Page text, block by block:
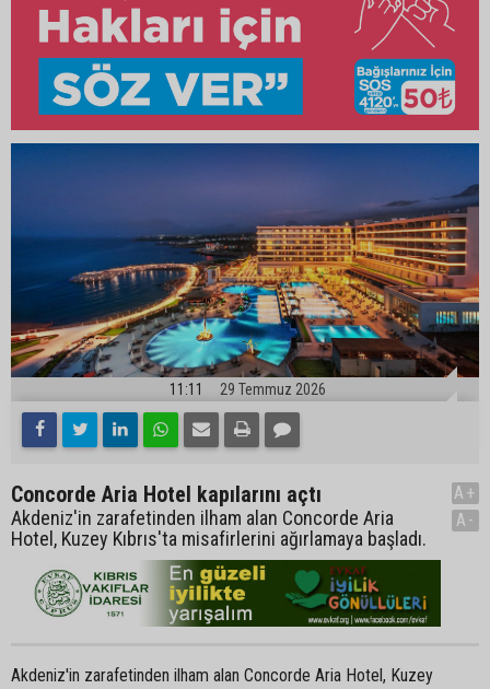
11:11 29 Temmuz 2026
Concorde Aria Hotel kapılarını açtı
Akdeniz'in zarafetinden ilham alan Concorde Aria
Hotel, Kuzey Kıbrıs'ta misafirlerini ağırlamaya başladı.
A+
A-
Akdeniz'in zarafetinden ilham alan Concorde Aria Hotel, Kuzey